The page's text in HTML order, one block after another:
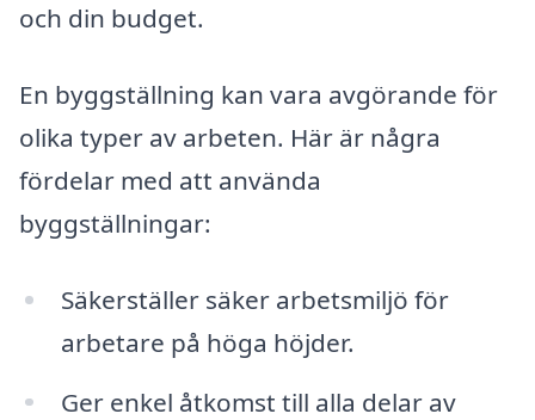
och din budget.
En byggställning kan vara avgörande för
olika typer av arbeten. Här är några
fördelar med att använda
byggställningar:
Säkerställer säker arbetsmiljö för
arbetare på höga höjder.
Ger enkel åtkomst till alla delar av